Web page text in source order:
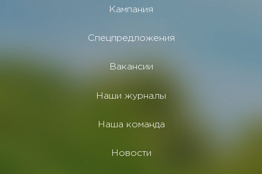
Кампания
Спецпредложения
Вакансии
Наши журналы
Наша команда
Новости